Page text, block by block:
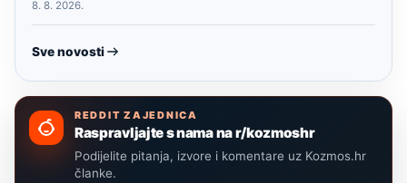
8. 8. 2026.
Sve novosti
REDDIT ZAJEDNICA
Raspravljajte s nama na r/kozmoshr
Podijelite pitanja, izvore i komentare uz Kozmos.hr
članke.